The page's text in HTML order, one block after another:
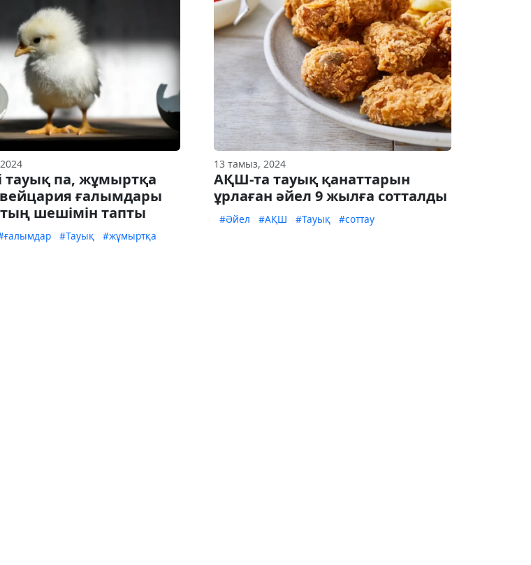
тауық па, жұмыртқа
ғалымдары
шешімін тапты
#Тауық #жұмыртқа
13 тамыз, 2024
АҚШ-та тауық қанаттарын
ұрлаған әйел 9 жылға сотталды
#Әйел #АҚШ #Тауық #соттау